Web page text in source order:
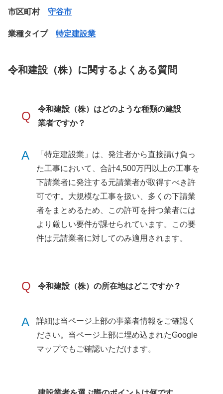
市区町村 守谷市
業種タイプ 特定建設業
令和建設（株）に関するよくある質問
Q
令和建設（株）はどのような種類の建設
業者ですか？
A
「特定建設業」は、発注者から直接請け負っ
た工事において、合計4,500万円以上の工事を
下請業者に発注する元請業者が取得すべき許
可です。大規模な工事を扱い、多くの下請業
者をまとめるため、この許可を持つ業者には
より厳しい要件が課せられています。この要
件は元請業者に対してのみ適用されます。
Q 令和建設（株）の所在地はどこですか？
A
詳細は当ページ上部の事業者情報をご確認く
ださい。当ページ上部に埋め込まれたGoogle
マップでもご確認いただけます。